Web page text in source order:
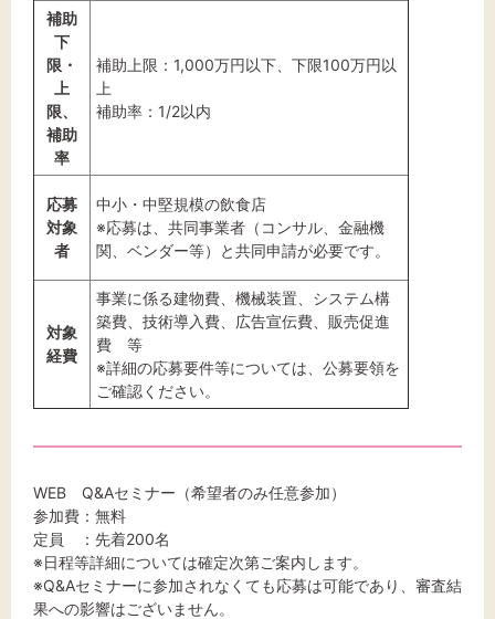
補助
下
限・
上
限、
補助
率
補助上限：1,000万円以下、下限100万円以
上
補助率：1/2以内
応募
対象
者
中小・中堅規模の飲食店
※応募は、共同事業者（コンサル、金融機
関、ベンダー等）と共同申請が必要です。
対象
経費
事業に係る建物費、機械装置、システム構
築費、技術導入費、広告宣伝費、販売促進
費 等
※詳細の応募要件等については、公募要領を
ご確認ください。
WEB Q&Aセミナー（希望者のみ任意参加）
参加費：無料
定員 ：先着200名
※日程等詳細については確定次第ご案内します。
※Q&Aセミナーに参加されなくても応募は可能であり、審査結
果への影響はございません。